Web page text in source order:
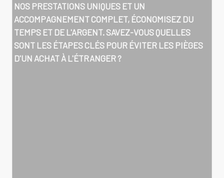
NOS PRESTATIONS UNIQUES ET UN
ACCOMPAGNEMENT COMPLET, ÉCONOMISEZ DU
TEMPS ET DE L'ARGENT. SAVEZ-VOUS QUELLES
SONT LES ÉTAPES CLÉS POUR ÉVITER LES PIÈGES
D'UN ACHAT À L'ÉTRANGER ?